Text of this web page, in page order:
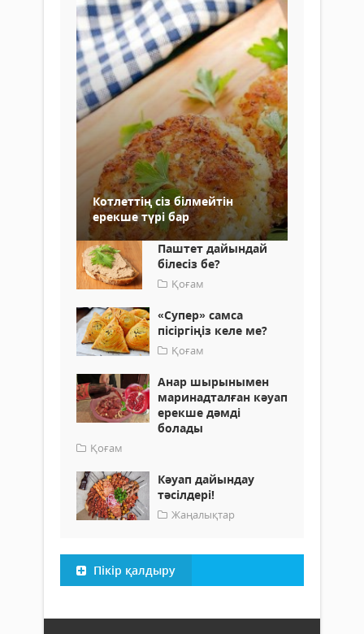
Котлеттің сіз білмейтін
ерекше түрі бар
Паштет дайындай
білесіз бе?
Қоғам
​«Супер» самса
пісіргіңіз келе ме?
Қоғам
Анар шырынымен
маринадталған кәуап
ерекше дәмді
болады
Қоғам
Кәуап дайындау
тәсілдері!
Жаңалықтар
Пікір қалдыру